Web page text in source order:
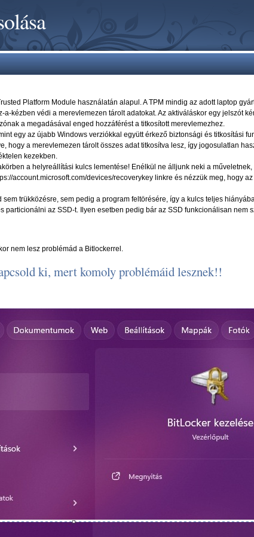
Platform Module használatán alapul. A TPM mindig az adott laptop
kézben védi a merevlemezen tárolt adatokat. Az aktiváláskor egy jelszót
a megadásával enged hozzáférést a titkosított merevlemezhez.
egy az újabb Windows verziókkal együtt érkező biztonsági és titkosítási
hogy a merevlemezen tárolt összes adat titkosítva lesz, így jogosulatlan
kezekben.
a helyreállítási kulcs lementése! Enélkül ne álljunk neki a
account.microsoft.com/devices/recoverykey linkre és nézzük meg, hogy
trükközésre, sem pedig a program feltörésére, így a kulcs teljes
particionálni az SSD-t. Ilyen esetben pedig bár az SSD funkcionálisan nem
nem lesz problémád a Bitlockerrel.
ki, mert komoly problémáid lesznek!!